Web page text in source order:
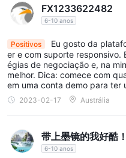
FX1233622482
6-10 anos
Positivos
Eu gosto da
er e com suporte responsivo.
égias de negociação e, na
melhor. Dica: comece com
em uma conta demo para ter
FX. 2023-02-17 Austrália
带上墨镜的我好酷！
6-10 anos